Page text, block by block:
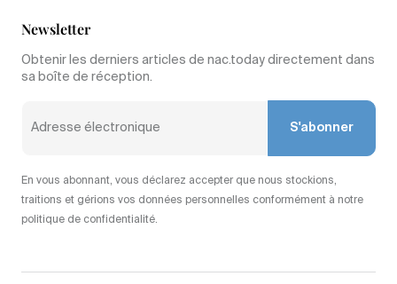
Newsletter
Obtenir les derniers articles de nac.today directement dans
sa boîte de réception.
S'abonner
En vous abonnant, vous déclarez accepter que nous stockions,
traitions et gérions vos données personnelles conformément à notre
politique de confidentialité.